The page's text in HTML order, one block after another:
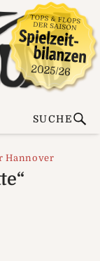
SUCHE
Hannover